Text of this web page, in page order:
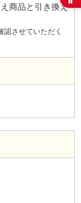
商品と引き換え
させていただく